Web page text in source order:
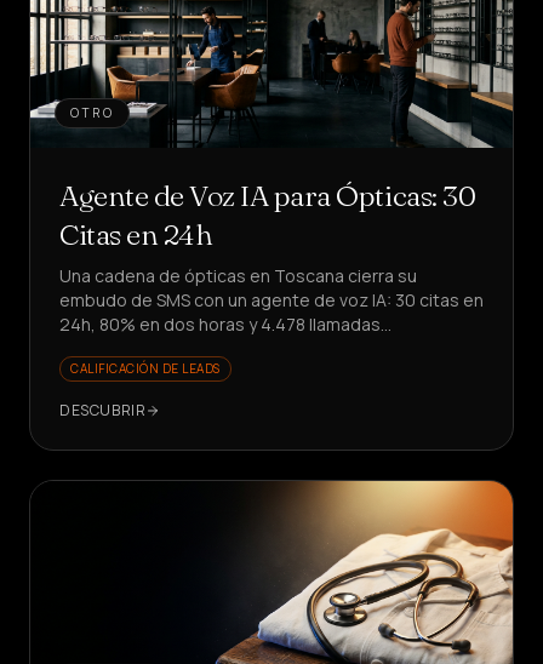
OTRO
Agente de Voz IA para Ópticas: 30
Citas en 24h
Una cadena de ópticas en Toscana cierra su
embudo de SMS con un agente de voz IA: 30 citas en
24h, 80% en dos horas y 4.478 llamadas
CALIFICACIÓN DE LEADS
DESCUBRIR